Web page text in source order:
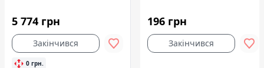
5 774 грн
Закінчився
0 грн.
196 грн
Закінчився